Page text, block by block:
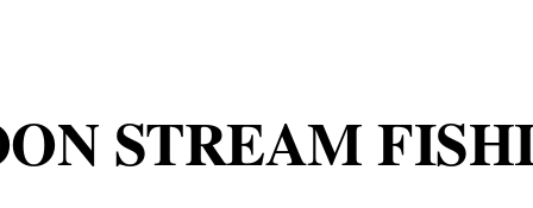
STREAM